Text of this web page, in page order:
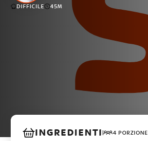
DIFFICILE 45M
INGREDIENTI 4 PORZIONE